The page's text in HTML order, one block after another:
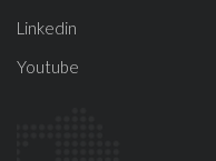
Linkedin
Youtube